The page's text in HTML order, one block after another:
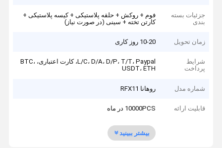
جزئیات بسته
بندی
فوم + روکش + حلقه پلاستیکی + کیسه پلاستیکی +
کارتن تخته + سینی (در صورت نیاز)
زمان تحویل 10-20 روز کاری
شرایط
پرداخت
L/C، D/A، D/P، T/T، Paypal، کارت اعتباری، BTC،
USDT، ETH
شماره مدل روهانا RFX11
قابلیت ارائه 10000PCS در ماه
بیشتر ببینید